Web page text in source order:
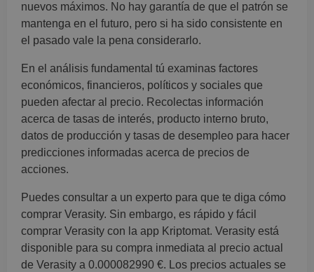
nuevos máximos. No hay garantía de que el patrón se
mantenga en el futuro, pero si ha sido consistente en
el pasado vale la pena considerarlo.
En el análisis fundamental tú examinas factores
económicos, financieros, políticos y sociales que
pueden afectar al precio. Recolectas información
acerca de tasas de interés, producto interno bruto,
datos de producción y tasas de desempleo para hacer
predicciones informadas acerca de precios de
acciones.
Puedes consultar a un experto para que te diga cómo
comprar Verasity. Sin embargo, es rápido y fácil
comprar Verasity con la app Kriptomat. Verasity está
disponible para su compra inmediata al precio actual
de Verasity a 0.000082990 €. Los precios actuales se